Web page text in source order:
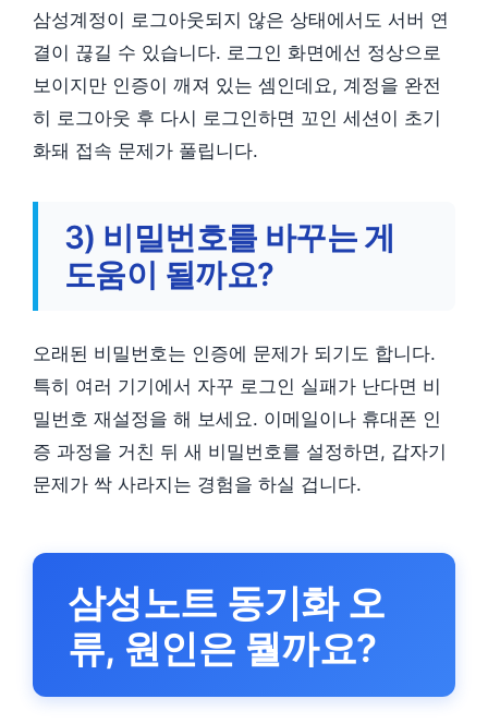
삼성계정이 로그아웃되지 않은 상태에서도 서버 연
결이 끊길 수 있습니다. 로그인 화면에선 정상으로
보이지만 인증이 깨져 있는 셈인데요, 계정을 완전
히 로그아웃 후 다시 로그인하면 꼬인 세션이 초기
화돼 접속 문제가 풀립니다.
3) 비밀번호를 바꾸는 게
도움이 될까요?
오래된 비밀번호는 인증에 문제가 되기도 합니다.
특히 여러 기기에서 자꾸 로그인 실패가 난다면 비
밀번호 재설정을 해 보세요. 이메일이나 휴대폰 인
증 과정을 거친 뒤 새 비밀번호를 설정하면, 갑자기
문제가 싹 사라지는 경험을 하실 겁니다.
삼성노트 동기화 오
류, 원인은 뭘까요?